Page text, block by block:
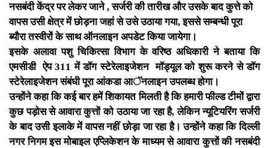
नसबंदी केंद्र पर लेकर जाने , सर्जरी की तारीख और उसके बाद कुत्ते को
वापस उसी क्षेत्र में छोड़ना जहां से उसे उठाया गया, इससे सम्बन्धी पूरा
ब्यौरा तस्वीरों के साथ ऑनलाइन अपडेट किया जायेगा।
इसके अलावा पशु चिकित्सा विभाग के वरिष्ठ अधिकारी ने बताया कि
एमसीडी ऐप 311 में डॉग स्टेरेलाइजेशन मॉड्यूल को शुरू करने से डॉग
स्टेरेलाइजेशन संबंधी पूरा आंकडा आॅनलाइन उपलब्ध होगा।
उन्होंने कहा कि कई बार हमें शिकायत मिलती है कि हमारी फील्ड टीमों द्वारा
कुछ पड़ोस से आवारा कुत्तों को उठाया जा रहा है, लेकिन न्यूटियरिंग सर्जरी
के बाद उसी इलाके में वापस नहीं छोड़ा जा रहा है। उन्होंने कहा कि दिल्ली
नगर निगम इस मोबाइल एप्लिकेशन के माध्यम से आवारा कुत्तों की नसबंदी